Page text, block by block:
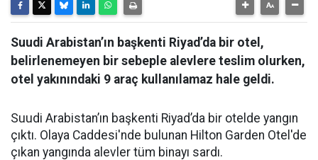
Suudi Arabistan’ın başkenti Riyad’da bir otel,
belirlenemeyen bir sebeple alevlere teslim olurken,
otel yakınındaki 9 araç kullanılamaz hale geldi.
Suudi Arabistan’ın başkenti Riyad’da bir otelde yangın
çıktı. Olaya Caddesi'nde bulunan Hilton Garden Otel'de
çıkan yangında alevler tüm binayı sardı.